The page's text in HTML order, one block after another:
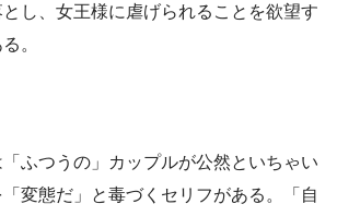
し、女王様に虐げられることを欲望す
。
ふつうの」カップルが公然といちゃい
変態だ」と毒づくセリフがある。「自